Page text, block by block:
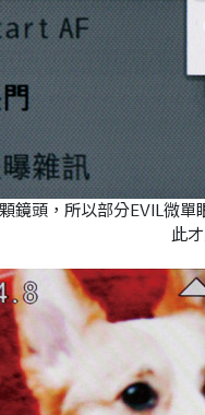
鏡頭，所以部分EVIL微
此